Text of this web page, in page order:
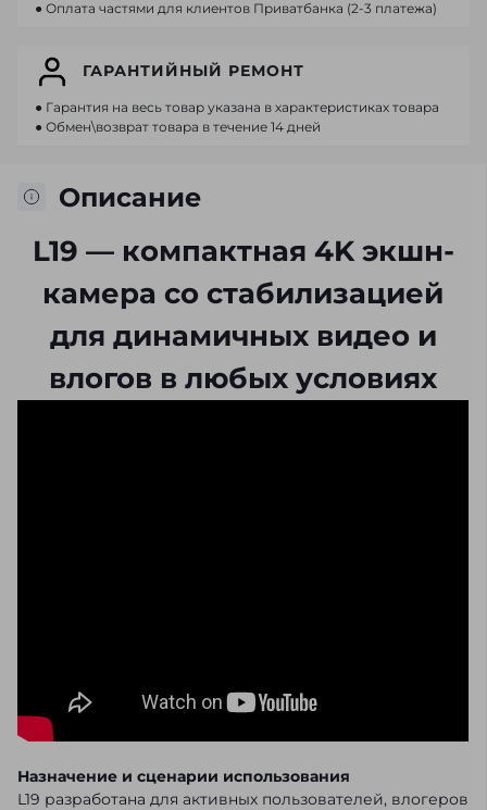
Описание
L19 — компактная 4K экшн-
камера со стабилизацией
для динамичных видео и
влогов в любых условиях
Назначение и сценарии использования
L19 разработана для активных пользователей, влогеров
● Оплата частями для клиентов Приватбанка (2-3 платежа)
ГАРАНТИЙНЫЙ РЕМОНТ
● Гарантия на весь товар указана в характеристиках товара
● Обмен\возврат товара в течение 14 дней